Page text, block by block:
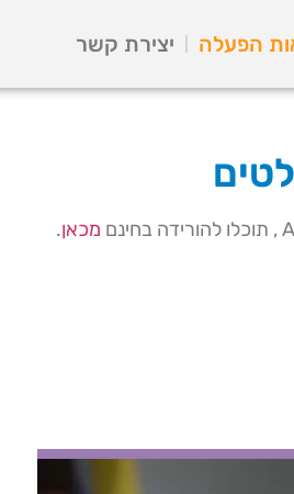
הפעלה יצירת קשר
מכאן.